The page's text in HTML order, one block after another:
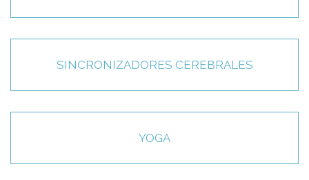
SINCRONIZADORES CEREBRALES
YOGA